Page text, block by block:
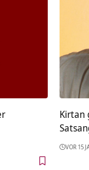
Kirtan
VOR 15